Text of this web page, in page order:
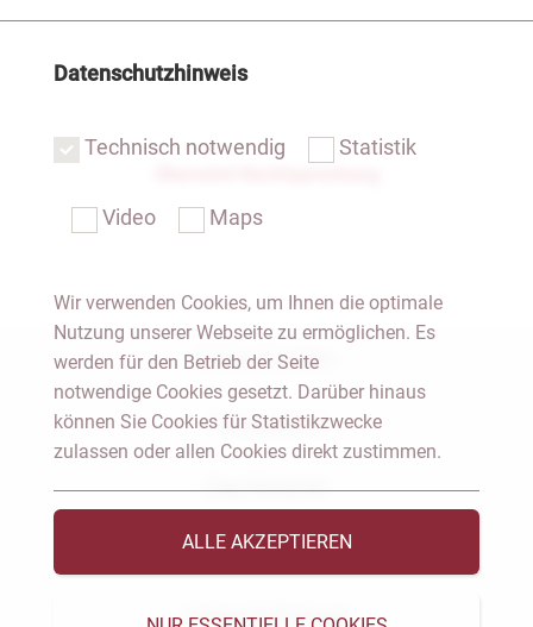
Notar Dresden
Fachgebiete
Das Notariat
Vorträge & Veröffentlichungen
Videos & Podcast
Datenschutzhinweis
Technisch notwendig Statistik
Video Maps
Wir verwenden Cookies, um Ihnen die optimale
Nutzung unserer Webseite zu ermöglichen. Es
werden für den Betrieb der Seite
notwendige Cookies gesetzt. Darüber hinaus
können Sie Cookies für Statistikzwecke
zulassen oder allen Cookies direkt zustimmen.
ALLE AKZEPTIEREN